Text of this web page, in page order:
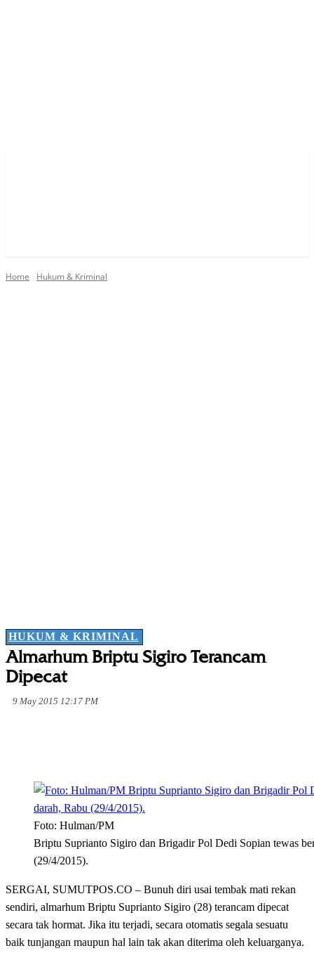
Home Hukum & Kriminal
HUKUM & KRIMINAL
Almarhum Briptu Sigiro Terancam
Dipecat
9 May 2015 12:17 PM
Foto: Hulman/PM
Briptu Suprianto Sigiro dan Brigadir Pol Dedi Sopian tewas
(29/4/2015).
SERGAI, SUMUTPOS.CO – Bunuh diri usai tembak mati rekan
sendiri, almarhum Briptu Suprianto Sigiro (28) terancam dipecat
secara tak hormat. Jika itu terjadi, secara otomatis segala sesuatu
baik tunjangan maupun hal lain tak akan diterima oleh keluarganya.